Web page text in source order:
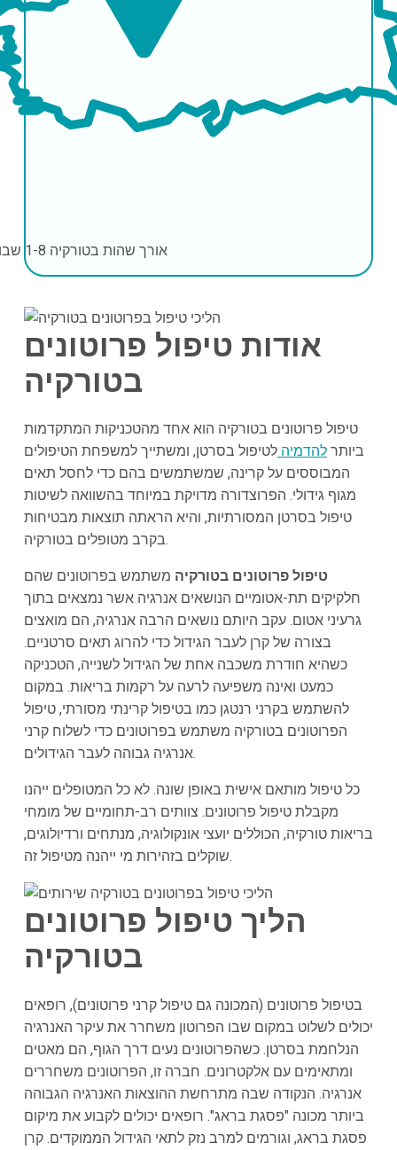
אורך שהות בטורקיה 1-8 שבועות
אודות טיפול פרוטונים
בטורקיה
טיפול פרוטונים בטורקיה הוא אחד מהטכניקות המתקדמות
ביותרלהדמיהלטיפול בסרטן, ומשתייך למשפחת הטיפולים
המבוססים על קרינה, שמשתמשים בהם כדי לחסל תאים
מגוף גידולי. הפרוצדורה מדויקת במיוחד בהשוואה לשיטות
טיפול בסרטן המסורתיות, והיא הראתה תוצאות מבטיחות
בקרב מטופלים בטורקיה.
טיפול פרוטונים בטורקיה משתמש בפרוטונים שהם
חלקיקים תת-אטומיים הנושאים אנרגיה אשר נמצאים בתוך
גרעיני אטום. עקב היותם נושאים הרבה אנרגיה, הם מואצים
בצורה של קרן לעבר הגידול כדי להרוג תאים סרטניים.
כשהיא חודרת משכבה אחת של הגידול לשנייה, הטכניקה
כמעט ואינה משפיעה לרעה על רקמות בריאות. במקום
להשתמש בקרני רנטגן כמו בטיפול קרינתי מסורתי, טיפול
הפרוטונים בטורקיה משתמש בפרוטונים כדי לשלוח קרני
אנרגיה גבוהה לעבר הגידולים.
כל טיפול מותאם אישית באופן שונה. לא כל המטופלים ייהנו
מקבלת טיפול פרוטונים. צוותים רב-תחומיים של מומחי
בריאות טורקיה, הכוללים יועצי אונקולוגיה, מנתחים ורדיולוגים,
שוקלים בזהירות מי ייהנה מטיפול זה.
הליך טיפול פרוטונים
בטורקיה
בטיפול פרוטונים (המכונה גם טיפול קרני פרוטונים), רופאים
יכולים לשלוט במקום שבו הפרוטון משחרר את עיקר האנרגיה
הנלחמת בסרטן. כשהפרוטונים נעים דרך הגוף, הם מאטים
ומתאימים עם אלקטרונים. חברה זו, הפרוטונים משחררים
אנרגיה. הנקודה שבה מתרחשת ההוצאות האנרגיה הגבוהה
ביותר מכונה "פסגת בראג". רופאים יכולים לקבוע את מיקום
פסגת בראג, וגורמים למרב נזק לתאי הגידול הממוקדים. קרן